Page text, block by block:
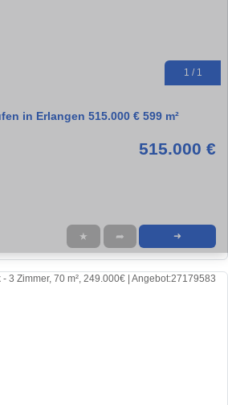
1 / 1
in Erlangen 515.000 € 599 m²
515.000 €
★ ➦ ➜